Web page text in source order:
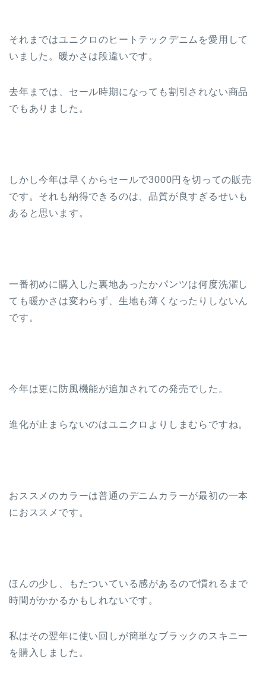
それまではユニクロのヒートテックデニムを愛用して
いました。暖かさは段違いです。
去年までは、セール時期になっても割引されない商品
でもありました。
しかし今年は早くからセールで3000円を切っての販売
です。それも納得できるのは、品質が良すぎるせいも
あると思います。
一番初めに購入した裏地あったかパンツは何度洗濯し
ても暖かさは変わらず、生地も薄くなったりしないん
です。
今年は更に防風機能が追加されての発売でした。
進化が止まらないのはユニクロよりしまむらですね。
おススメのカラーは普通のデニムカラーが最初の一本
におススメです。
ほんの少し、もたついている感があるので慣れるまで
時間がかかるかもしれないです。
私はその翌年に使い回しが簡単なブラックのスキニー
を購入しました。